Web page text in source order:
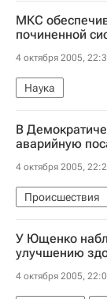
МКС
починенной
4 октября 2005,
Наука
В
аварийную
4 октября 2005,
Происшествия
У Ющенко
улучшению
4 октября 2005,